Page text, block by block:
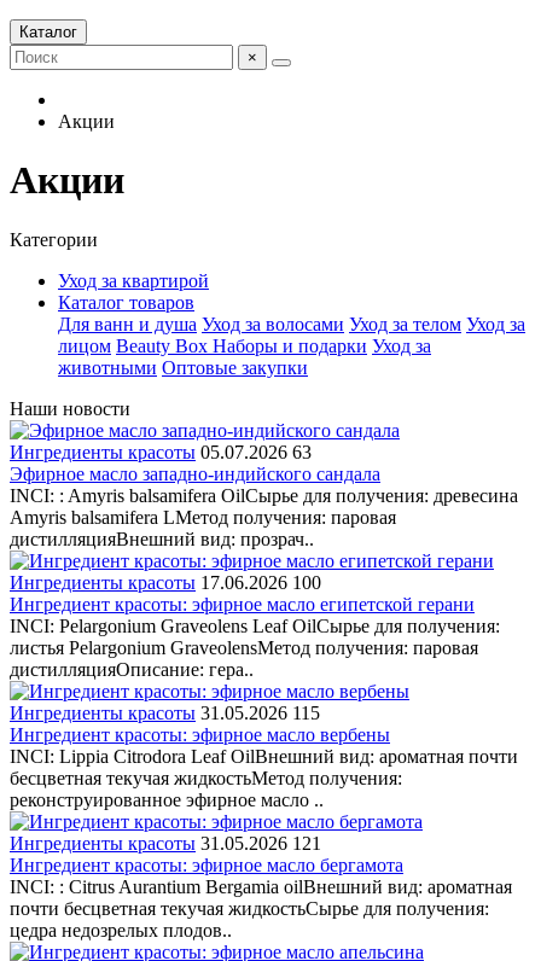
Каталог
×
Акции
Акции
Категории
Уход за квартирой
Каталог товаров
Для ванн и душа Уход за волосами Уход за телом Уход за
лицом Beauty Box Наборы и подарки Уход за
животными Оптовые закупки
Наши новости
Ингредиенты красоты 05.07.2026 63
Эфирное масло западно-индийского сандала
INCI: : Amyris balsamifera OilСырье для получения: древесина
Amyris balsamifera LМетод получения: паровая
дистилляцияВнешний вид: прозрач..
Ингредиенты красоты 17.06.2026 100
Ингредиент красоты: эфирное масло египетской герани
INCI: Pelargonium Graveolens Leaf OilСырье для получения:
листья Pelargonium GraveolensМетод получения: паровая
дистилляцияОписание: гера..
Ингредиенты красоты 31.05.2026 115
Ингредиент красоты: эфирное масло вербены
INCI: Lippia Citrodora Leaf OilВнешний вид: ароматная почти
бесцветная текучая жидкостьМетод получения:
реконструированное эфирное масло ..
Ингредиенты красоты 31.05.2026 121
Ингредиент красоты: эфирное масло бергамота
INCI: : Citrus Aurantium Bergamia oilВнешний вид: ароматная
почти бесцветная текучая жидкостьСырье для получения:
цедра недозрелых плодов..